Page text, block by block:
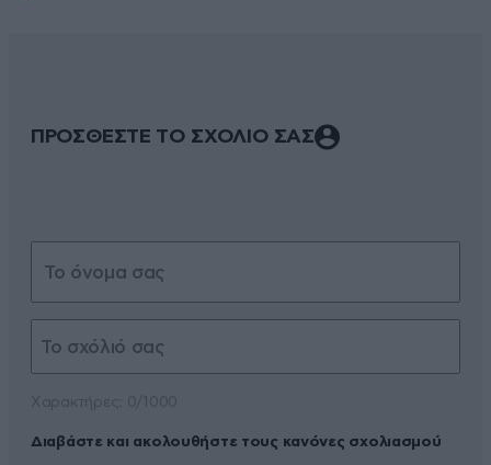
ΠΡΟΣΘΕΣΤΕ ΤΟ ΣΧΟΛΙΟ ΣΑΣ
Διαβάστε και ακολουθήστε τους κανόνες σχολιασμού